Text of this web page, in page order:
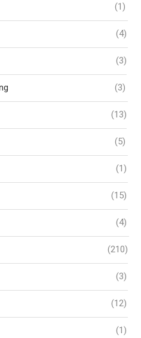
(1)
(4)
(3)
(3)
(13)
(5)
(1)
(15)
(4)
(210)
(3)
(12)
(1)